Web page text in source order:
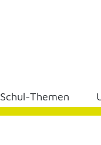
Schul-Themen